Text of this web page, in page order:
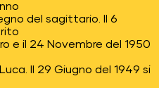
del sagittario. Il 6
e il 24 Novembre del 1950
Il 29 Giugno del 1949 si